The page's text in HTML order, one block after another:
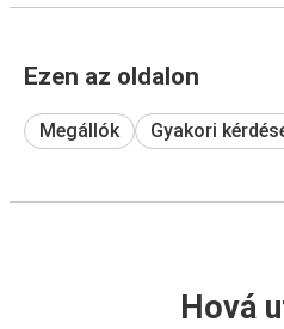
Ezen az oldalon
Megállók Gyakori
Hová